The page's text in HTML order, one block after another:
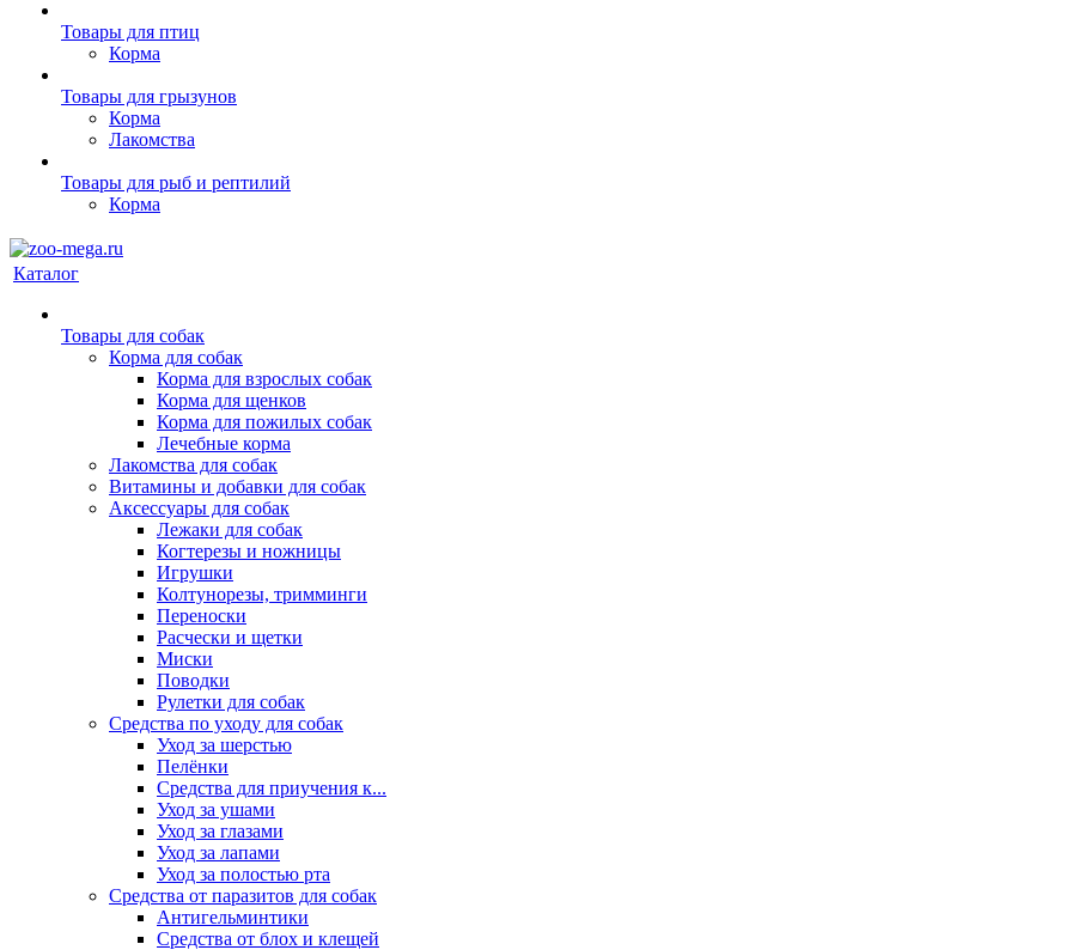
Товары для птиц
Корма
Товары для грызунов
Корма
Лакомства
Товары для рыб и рептилий
Корма
Каталог
Товары для собак
Корма для собак
Корма для взрослых собак
Корма для щенков
Корма для пожилых собак
Лечебные корма
Лакомства для собак
Витамины и добавки для собак
Аксессуары для собак
Лежаки для собак
Когтерезы и ножницы
Игрушки
Колтунорезы, тримминги
Переноски
Расчески и щетки
Миски
Поводки
Рулетки для собак
Средства по уходу для собак
Уход за шерстью
Пелёнки
Средства для приучения к...
Уход за ушами
Уход за глазами
Уход за лапами
Уход за полостью рта
Средства от паразитов для собак
Антигельминтики
Средства от блох и клещей